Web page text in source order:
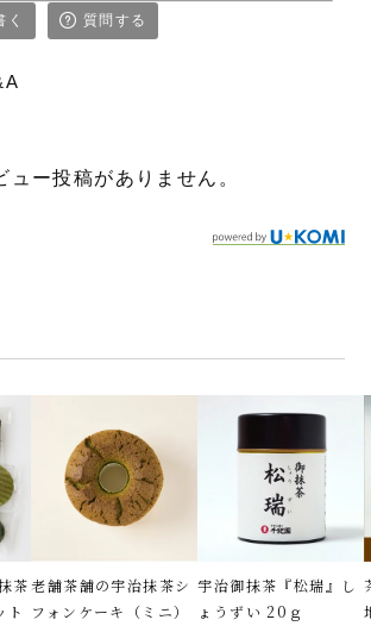
く 質問する
ュー投稿がありません。
茶
ト
老舗茶舗の宇治抹茶シ
フォンケーキ（ミニ）
宇治御抹茶『松瑞』し
ょうずい 20ｇ